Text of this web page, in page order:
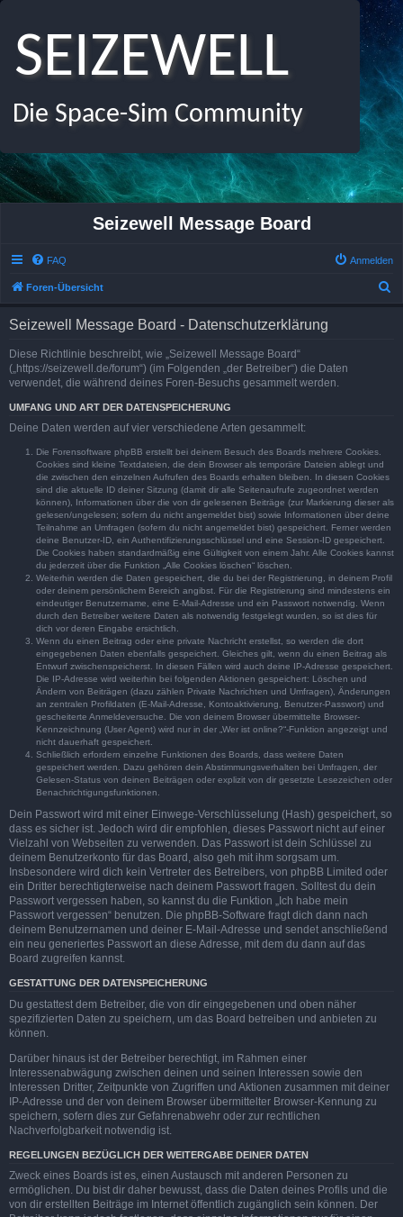
SEIZEWELL
Die Space-Sim Community
Seizewell Message Board
FAQ Anmelden
Foren-Übersicht
Seizewell Message Board - Datenschutzerklärung
Diese Richtlinie beschreibt, wie „Seizewell Message Board“
(„https://seizewell.de/forum“) (im Folgenden „der Betreiber“) die Daten
verwendet, die während deines Foren-Besuchs gesammelt werden.
UMFANG UND ART DER DATENSPEICHERUNG
Deine Daten werden auf vier verschiedene Arten gesammelt:
Die Forensoftware phpBB erstellt bei deinem Besuch des Boards mehrere Cookies.
Cookies sind kleine Textdateien, die dein Browser als temporäre Dateien ablegt und
die zwischen den einzelnen Aufrufen des Boards erhalten bleiben. In diesen Cookies
sind die aktuelle ID deiner Sitzung (damit dir alle Seitenaufrufe zugeordnet werden
können), Informationen über die von dir gelesenen Beiträge (zur Markierung dieser als
gelesen/ungelesen; sofern du nicht angemeldet bist) sowie Informationen über deine
Teilnahme an Umfragen (sofern du nicht angemeldet bist) gespeichert. Ferner werden
deine Benutzer-ID, ein Authentifizierungsschlüssel und eine Session-ID gespeichert.
Die Cookies haben standardmäßig eine Gültigkeit von einem Jahr. Alle Cookies kannst
du jederzeit über die Funktion „Alle Cookies löschen“ löschen.
Weiterhin werden die Daten gespeichert, die du bei der Registrierung, in deinem Profil
oder deinem persönlichem Bereich angibst. Für die Registrierung sind mindestens ein
eindeutiger Benutzername, eine E-Mail-Adresse und ein Passwort notwendig. Wenn
durch den Betreiber weitere Daten als notwendig festgelegt wurden, so ist dies für
dich vor deren Eingabe ersichtlich.
Wenn du einen Beitrag oder eine private Nachricht erstellst, so werden die dort
eingegebenen Daten ebenfalls gespeichert. Gleiches gilt, wenn du einen Beitrag als
Entwurf zwischenspeicherst. In diesen Fällen wird auch deine IP-Adresse gespeichert.
Die IP-Adresse wird weiterhin bei folgenden Aktionen gespeichert: Löschen und
Ändern von Beiträgen (dazu zählen Private Nachrichten und Umfragen), Änderungen
an zentralen Profildaten (E-Mail-Adresse, Kontoaktivierung, Benutzer-Passwort) und
gescheiterte Anmeldeversuche. Die von deinem Browser übermittelte Browser-
Kennzeichnung (User Agent) wird nur in der „Wer ist online?“-Funktion angezeigt und
nicht dauerhaft gespeichert.
Schließlich erfordern einzelne Funktionen des Boards, dass weitere Daten
gespeichert werden. Dazu gehören dein Abstimmungsverhalten bei Umfragen, der
Gelesen-Status von deinen Beiträgen oder explizit von dir gesetzte Lesezeichen oder
Benachrichtigungsfunktionen.
Dein Passwort wird mit einer Einwege-Verschlüsselung (Hash) gespeichert, so
dass es sicher ist. Jedoch wird dir empfohlen, dieses Passwort nicht auf einer
Vielzahl von Webseiten zu verwenden. Das Passwort ist dein Schlüssel zu
deinem Benutzerkonto für das Board, also geh mit ihm sorgsam um.
Insbesondere wird dich kein Vertreter des Betreibers, von phpBB Limited oder
ein Dritter berechtigterweise nach deinem Passwort fragen. Solltest du dein
Passwort vergessen haben, so kannst du die Funktion „Ich habe mein
Passwort vergessen“ benutzen. Die phpBB-Software fragt dich dann nach
deinem Benutzernamen und deiner E-Mail-Adresse und sendet anschließend
ein neu generiertes Passwort an diese Adresse, mit dem du dann auf das
Board zugreifen kannst.
GESTATTUNG DER DATENSPEICHERUNG
Du gestattest dem Betreiber, die von dir eingegebenen und oben näher
spezifizierten Daten zu speichern, um das Board betreiben und anbieten zu
können.
Darüber hinaus ist der Betreiber berechtigt, im Rahmen einer
Interessenabwägung zwischen deinen und seinen Interessen sowie den
Interessen Dritter, Zeitpunkte von Zugriffen und Aktionen zusammen mit deiner
IP-Adresse und der von deinem Browser übermittelter Browser-Kennung zu
speichern, sofern dies zur Gefahrenabwehr oder zur rechtlichen
Nachverfolgbarkeit notwendig ist.
REGELUNGEN BEZÜGLICH DER WEITERGABE DEINER DATEN
Zweck eines Boards ist es, einen Austausch mit anderen Personen zu
ermöglichen. Du bist dir daher bewusst, dass die Daten deines Profils und die
von dir erstellten Beiträge im Internet öffentlich zugänglich sein können. Der